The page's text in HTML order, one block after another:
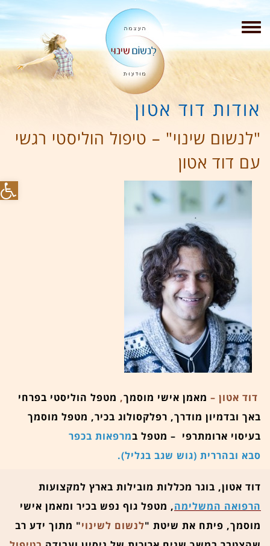
תפריט
אודות דוד אטון
"לנשום שינוי" – טיפול הוליסטי רגשי
עם דוד אטון
דוד אטון – מאמן אישי מוסמך, מטפל הוליסטי בפרחי
באך ובדמיון מודרך, רפלקסולוג בכיר, מטפל מוסמך
בעיסוי ארומתרפי – מטפל במרפאות בכפר
סבא ובהררית (גוש שגב בגליל).
דוד אטון, בוגר מכללות מובילות בארץ למקצועות
הרפואה המשלימה, מטפל גוף נפש בכיר ומאמן אישי
מוסמך, פיתח את שיטת "לנשום לשינוי" מתוך ידע רב